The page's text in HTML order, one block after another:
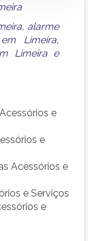
, alarme
Limeira,
Limeirae
e
e
Acessórios e
e Serviços
e